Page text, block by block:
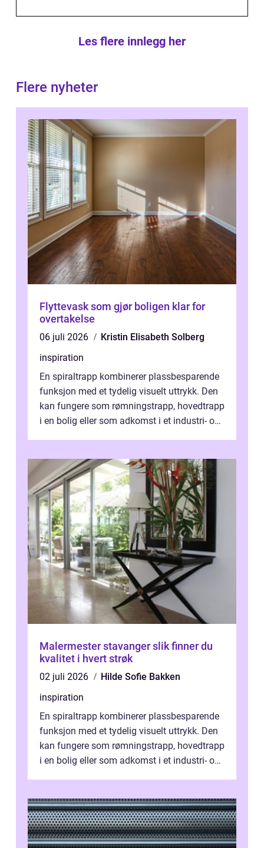
Les flere innlegg her
Flere nyheter
Flyttevask som gjør boligen klar for
overtakelse
06 juli 2026
Kristin Elisabeth Solberg
inspiration
En spiraltrapp kombinerer plassbesparende
funksjon med et tydelig visuelt uttrykk. Den
kan fungere som rømningstrapp, hovedtrapp
i en bolig eller som adkomst i et industri- og
Malermester stavanger slik finner du
kvalitet i hvert strøk
02 juli 2026
Hilde Sofie Bakken
inspiration
En spiraltrapp kombinerer plassbesparende
funksjon med et tydelig visuelt uttrykk. Den
kan fungere som rømningstrapp, hovedtrapp
i en bolig eller som adkomst i et industri- og